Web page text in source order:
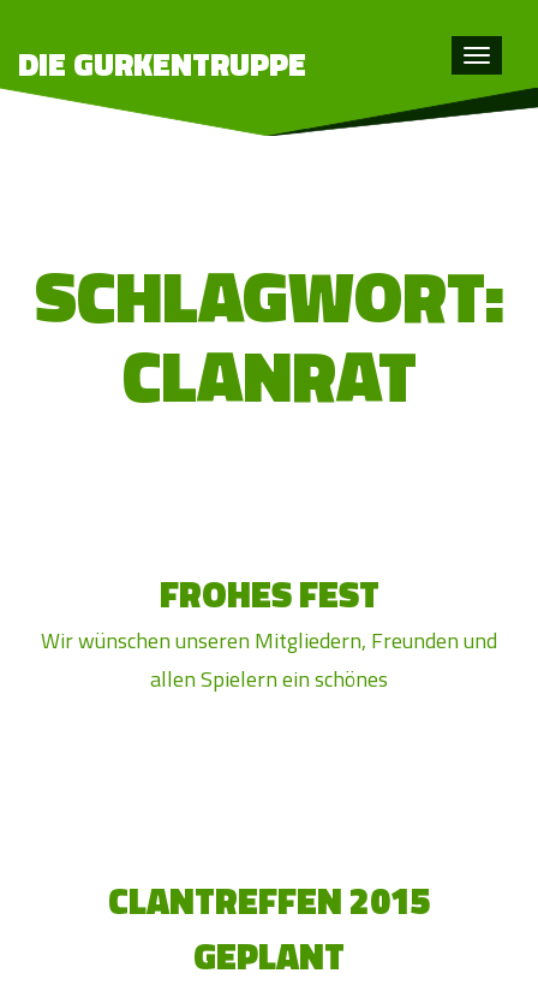
Toggle
DIE GURKENTRUPPE
SCHLAGWORT:
CLANRAT
FROHES FEST
Wir wünschen unseren Mitgliedern, Freunden und
allen Spielern ein schönes
CLANTREFFEN 2015
GEPLANT